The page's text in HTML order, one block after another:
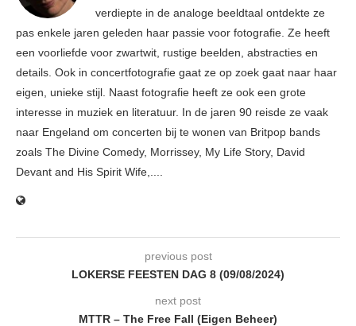
verdiepte in de analoge beeldtaal ontdekte ze
pas enkele jaren geleden haar passie voor fotografie. Ze heeft
een voorliefde voor zwartwit, rustige beelden, abstracties en
details. Ook in concertfotografie gaat ze op zoek gaat naar haar
eigen, unieke stijl. Naast fotografie heeft ze ook een grote
interesse in muziek en literatuur. In de jaren 90 reisde ze vaak
naar Engeland om concerten bij te wonen van Britpop bands
zoals The Divine Comedy, Morrissey, My Life Story, David
Devant and His Spirit Wife,....
previous post
LOKERSE FEESTEN DAG 8 (09/08/2024)
next post
MTTR – The Free Fall (Eigen Beheer)